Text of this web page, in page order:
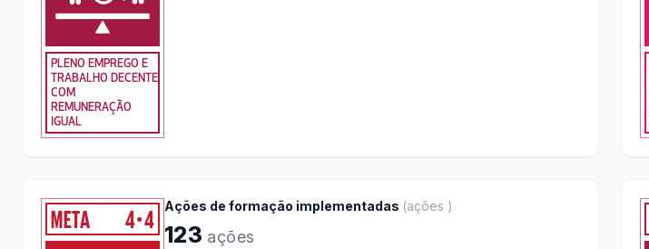
PLENO EMPREGO E
TRABALHO DECENTE
COM
REMUNERAÇÃO
IGUAL
META 4●4
Ações de formação implementadas (ações )
123 ações